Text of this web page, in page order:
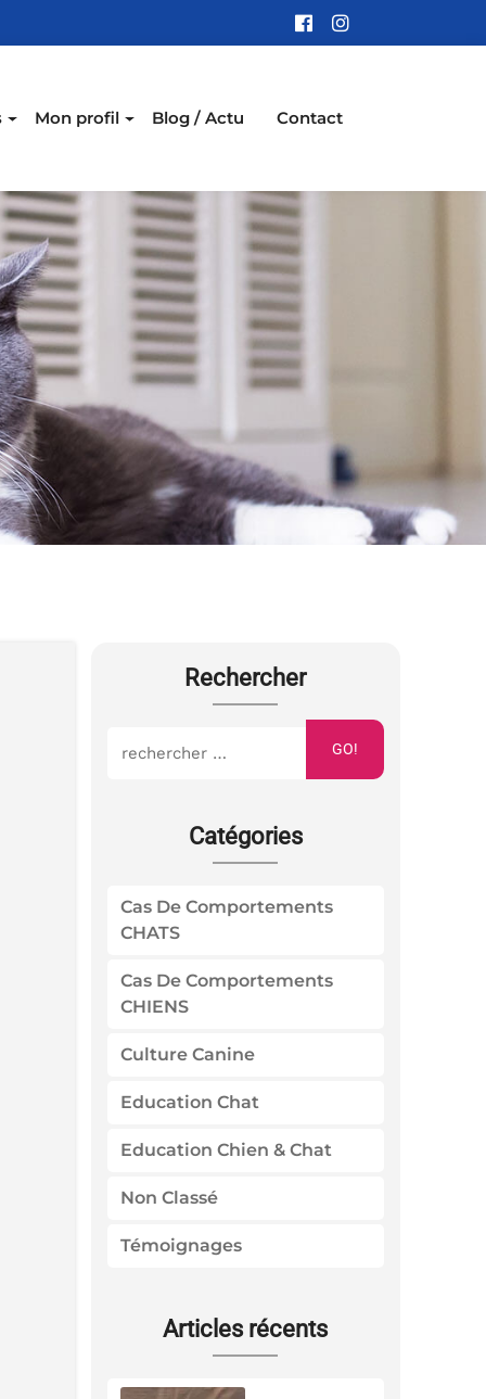
Mon profil Blog / Actu Contact
Rechercher
GO!
Catégories
Cas De Comportements
CHATS
Cas De Comportements
CHIENS
Culture Canine
Education Chat
Education Chien & Chat
Non Classé
Témoignages
Articles récents